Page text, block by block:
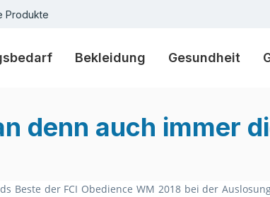
Produkte
Bekleidung Gesundheit
denn auch immer
Beste der FCI Obedience WM 2018 bei der